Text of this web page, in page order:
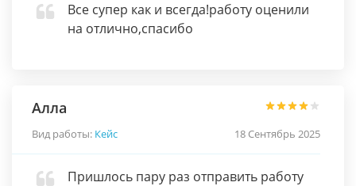
Все супер как и всегда!работу оценили
на отлично,спасибо
Алла
Вид работы: Кейс 18 Сентябрь 2025
Пришлось пару раз отправить работу